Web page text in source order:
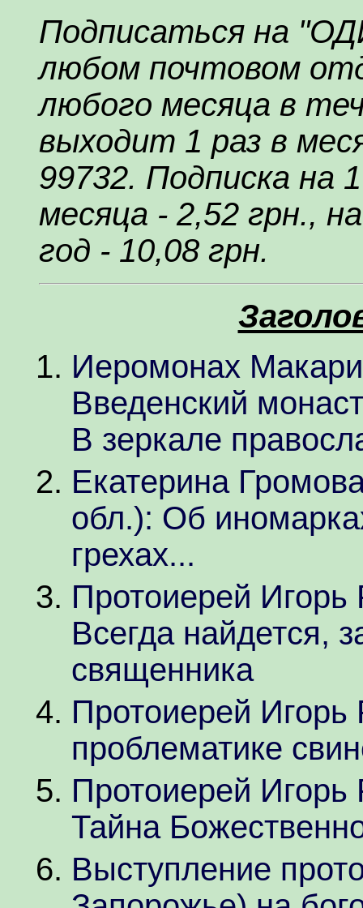
Подписаться на
любом почтовом
любого месяца в
выходит 1 раз в
99732. Подписка на
месяца - 2,52 грн.,
год - 10,08 грн.
Иеромонах
Введенский
В зеркале
Екатерина
обл.): Об
грехах...
Протоиерей Игорь
Всегда найдется,
священника
Протоиерей
проблематике
Протоиерей
Тайна
Выступление